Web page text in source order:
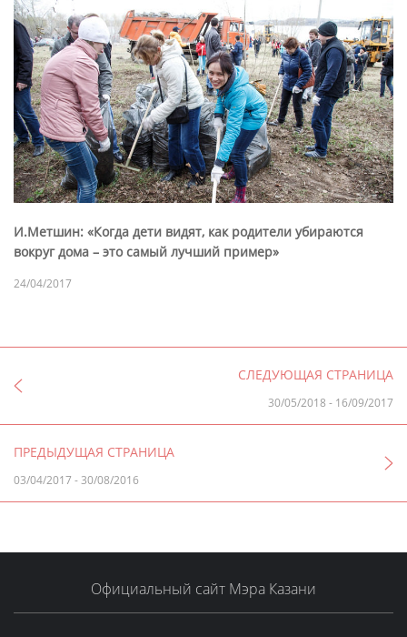
И.Метшин: «Когда дети видят, как родители убираются
вокруг дома – это самый лучший пример»
24/04/2017
СЛЕДУЮЩАЯ СТРАНИЦА
30/05/2018 - 16/09/2017
ПРЕДЫДУЩАЯ СТРАНИЦА
03/04/2017-30/08/2016
Официальный сайт Мэра Казани